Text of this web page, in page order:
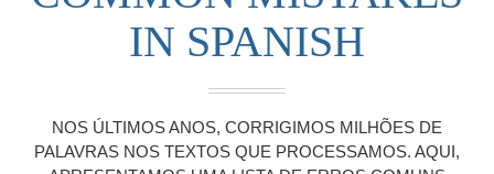
IN SPANISH
NOS ÚLTIMOS ANOS, CORRIGIMOS MILHÕES DE
PALAVRAS NOS TEXTOS QUE PROCESSAMOS. AQUI,